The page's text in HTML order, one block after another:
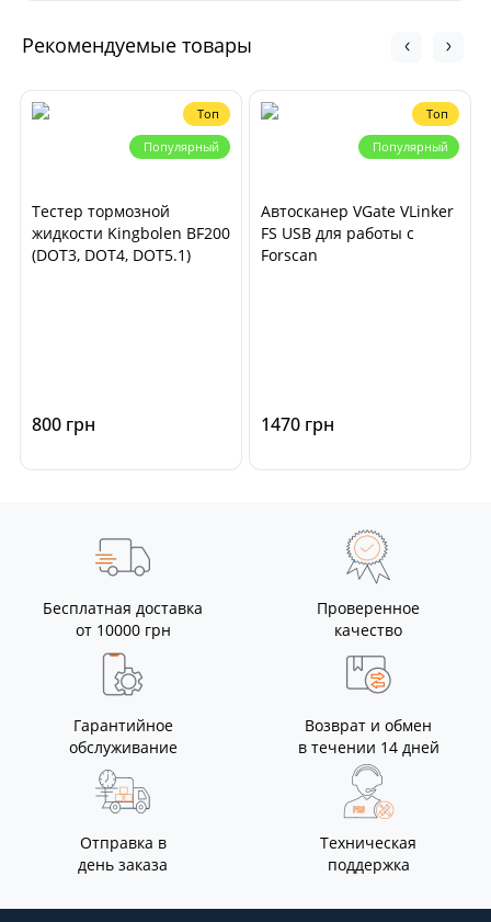
Рекомендуемые товары
Топ
Популярный
Тестер тормозной
жидкости Kingbolen BF200
(DOT3, DOT4, DOT5.1)
800 грн
Топ
Популярный
Автосканер VGate VLinker
FS USB для работы с
Forscan
1470 грн
Бесплатная доставка
от 10000 грн
Проверенное
качество
Гарантийное
обслуживание
Возврат и обмен
в течении 14 дней
Отправка в
день заказа
Техническая
поддержка